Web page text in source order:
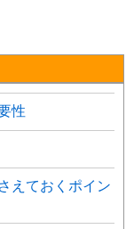
性
えておくポイン